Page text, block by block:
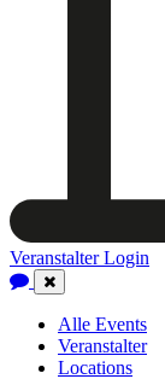
Veranstalter Login
Close
Navigation
Alle Events
Veranstalter
Locations